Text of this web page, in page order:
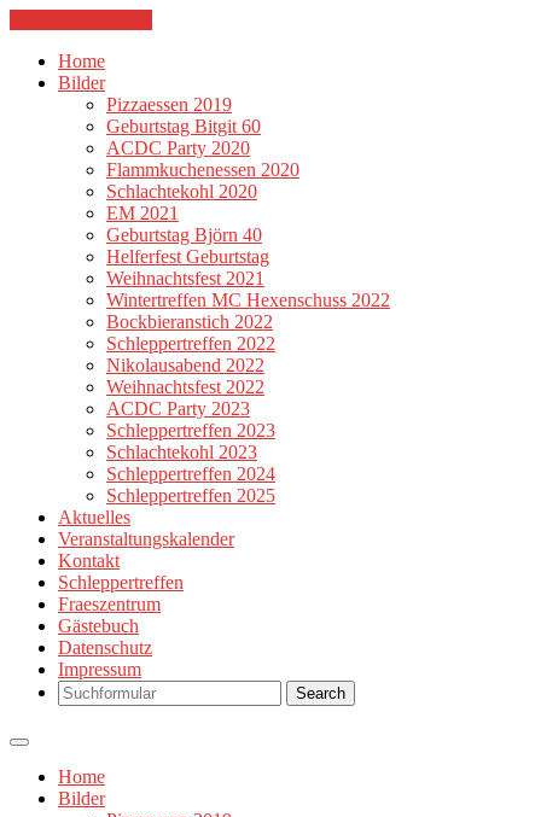
Home
Bilder
Pizzaessen 2019
Geburtstag Bitgit 60
ACDC Party 2020
Flammkuchenessen 2020
Schlachtekohl 2020
EM 2021
Geburtstag Björn 40
Helferfest Geburtstag
Weihnachtsfest 2021
Wintertreffen MC Hexenschuss 2022
Bockbieranstich 2022
Schleppertreffen 2022
Nikolausabend 2022
Weihnachtsfest 2022
ACDC Party 2023
Schleppertreffen 2023
Schlachtekohl 2023
Schleppertreffen 2024
Schleppertreffen 2025
Aktuelles
Veranstaltungskalender
Kontakt
Schleppertreffen
Fraeszentrum
Gästebuch
Datenschutz
Impressum
Search
Home
Bilder